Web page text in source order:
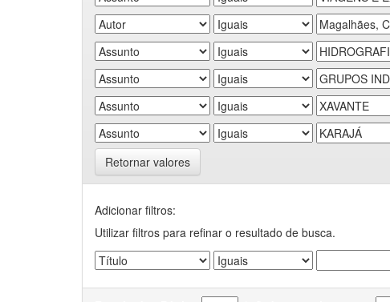
Retornar valores
Adicionar filtros:
Utilizar filtros para refinar o resultado de busca.